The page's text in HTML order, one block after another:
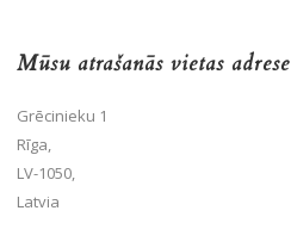
Mūsu atrašanās vietas adrese
Grēcinieku 1
Rīga,
LV-1050,
Latvia